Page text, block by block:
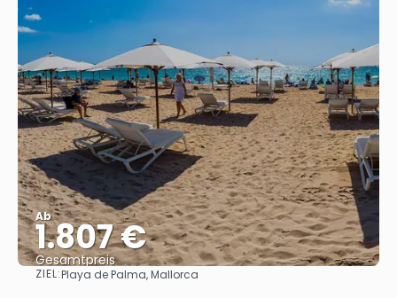
Ab
1.807 €
Gesamtpreis
Sehen
ZIEL:Playa de Palma, Mallorca